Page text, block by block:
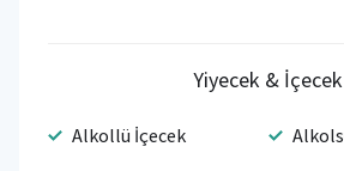
Yiyecek & İçecek
Alkollü İçecek